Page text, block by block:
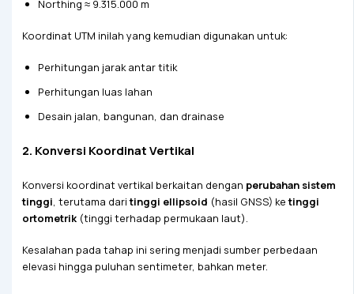
Northing ≈ 9.315.000 m
Koordinat UTM inilah yang kemudian digunakan untuk:
Perhitungan jarak antar titik
Perhitungan luas lahan
Desain jalan, bangunan, dan drainase
2. Konversi Koordinat Vertikal
Konversi koordinat vertikal berkaitan dengan perubahan sistem
tinggi, terutama daritinggi ellipsoid (hasil GNSS) ketinggi
ortometrik(tinggi terhadap permukaan laut).
Kesalahan pada tahap ini sering menjadi sumber perbedaan
elevasi hingga puluhan sentimeter, bahkan meter.